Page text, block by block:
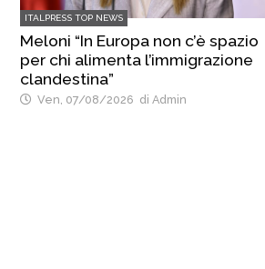
ITALPRESS TOP NEWS
Meloni “In Europa non c’è spazio
per chi alimenta l’immigrazione
clandestina”
Ven, 07/08/2026 di Admin